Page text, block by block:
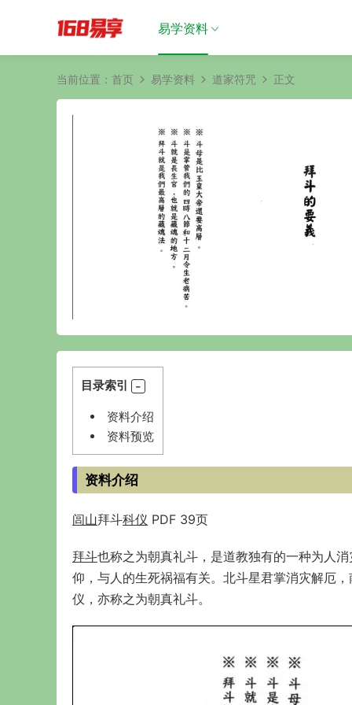
易学资料
当前位置： 首页 易学资料 道家符咒 正文
目录索引
资料介绍
资料预览
资料介绍
闾山拜斗科仪 PDF 39页
拜斗也称之为朝真礼斗，是道教独有的一种为人
仰，与人的生死祸福有关。北斗星君掌消灾解厄
仪，亦称之为朝真礼斗。